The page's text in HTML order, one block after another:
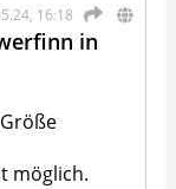
16:18
in
möglich.